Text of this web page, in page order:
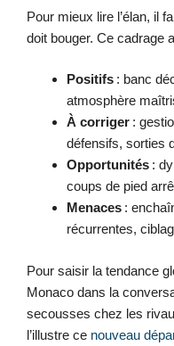
Pour mieux lire l’élan, il
doit bouger. Ce cadrage
Positifs : banc
atmosphère
À corriger :
défensifs, sorties
Opportunités :
coups de pied
Menaces :
récurrentes,
Pour saisir la tendance
Monaco dans la
secousses chez les
l’illustre ce nouveau